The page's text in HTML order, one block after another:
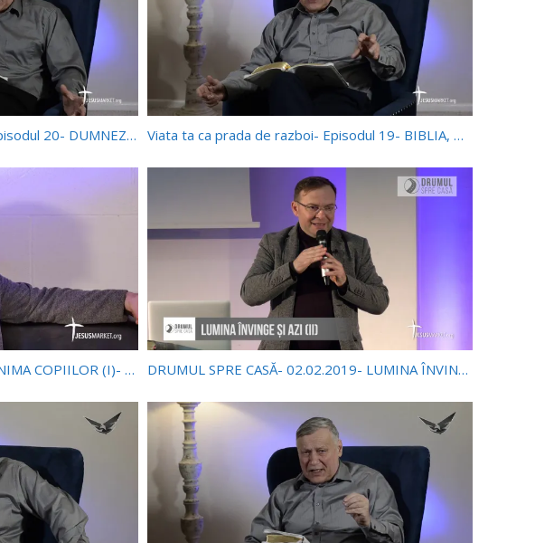
Viața ta ca pradă de razboi- Episodul 20- DUMNEZEU SE ARATĂ Viata ta ca prada de razboi- Episodul 19- BIBLIA, MĂRTURIE DESPRE DUMNEZEU
MIEZUL VIEȚII- 03.02.2019- INIMA COPIILOR (I)- ADELINA TONCEAN DRUMUL SPRE CASĂ- 02.02.2019- LUMINA ÎNVINGE ȘI AZI (II)